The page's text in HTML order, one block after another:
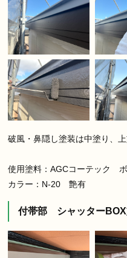
破風・鼻隠し塗装は中塗り、
使用塗料：AGCコーテック
カラー：N-20 艶有
付帯部 シャッター